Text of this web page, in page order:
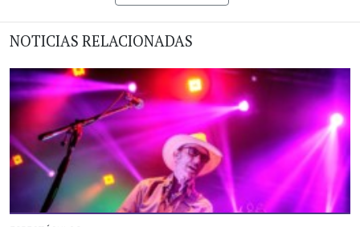
NOTICIAS RELACIONADAS